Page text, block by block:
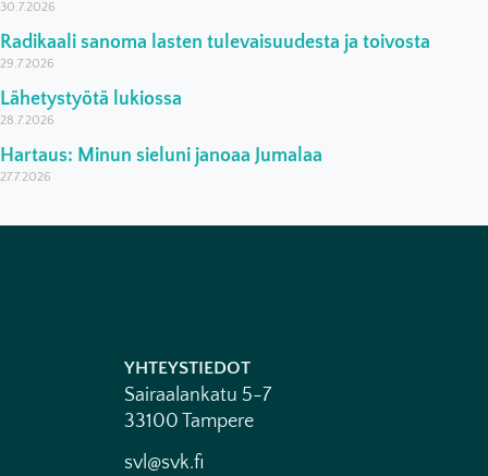
30.7.2026
Radikaali sanoma lasten tulevaisuudesta ja toivosta
29.7.2026
Lähetystyötä lukiossa
28.7.2026
Hartaus: Minun sieluni janoaa Jumalaa
27.7.2026
YHTEYSTIEDOT
Sairaalankatu 5-7
33100 Tampere
svl@svk.fi